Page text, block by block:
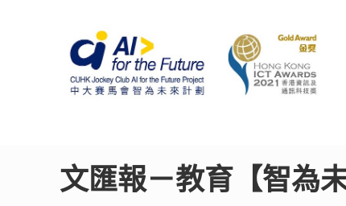
文匯報－教育【智為